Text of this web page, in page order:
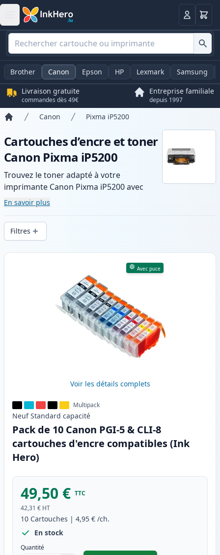
Panier
Brother Canon Epson HP Lexmark Samsung
Livraison gratuite
commandes dès 49€
Entreprise familiale
depuis 1997
Canon Pixma iP5200
Cartouches d’encre et toner
Canon Pixma iP5200
Trouvez le toner adapté à votre
imprimante Canon Pixma iP5200 avec
notre gamme de cartouches compatibles
et haute capacité. Profitez d’une qualité
d’impression constante et d’une livraison
rapide depuis un stock local en .
En savoir plus
Filtres
Produits
Avec puce
Voir les détails complets
Multipack
Neuf Standard capacité
Pack de 10 Canon PGI-5 & CLI-8
cartouches d'encre compatibles (Ink
Hero)
49,50 € TTC
42,31 € HT
10 Cartouches | 4,95 € /ch.
En stock
Quantité